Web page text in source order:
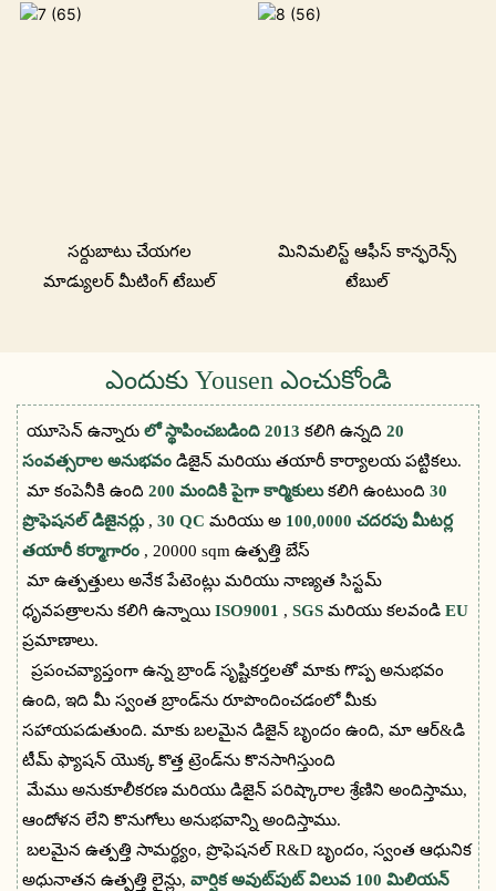
సర్దుబాటు చేయగల
మాడ్యులర్ మీటింగ్ టేబుల్
మినిమలిస్ట్ ఆఫీస్ కాన్ఫరెన్స్
టేబుల్
ఎందుకు Yousen ఎంచుకోండి
యూసెన్ ఉన్నారులో స్థాపించబడింది 2013కలిగి ఉన్నది20
సంవత్సరాల అనుభవండిజైన్ మరియు తయారీ కార్యాలయ పట్టికలు.
మా కంపెనీకి ఉంది200 మందికి పైగా కార్మికులుకలిగి ఉంటుంది30
ప్రొఫెషనల్ డిజైనర్లు ,30 QCమరియు అ 100,0000 చదరపు మీటర్ల
తయారీ కర్మాగారం , 20000 sqm ఉత్పత్తి బేస్
మా ఉత్పత్తులు అనేక పేటెంట్లు మరియు నాణ్యత సిస్టమ్
ధృవపత్రాలను కలిగి ఉన్నాయిISO9001 ,SGSమరియు కలవండిEU
ప్రమాణాలు.
ప్రపంచవ్యాప్తంగా ఉన్న బ్రాండ్ సృష్టికర్తలతో మాకు గొప్ప అనుభవం
ఉంది, ఇది మీ స్వంత బ్రాండ్‌ను రూపొందించడంలో మీకు
సహాయపడుతుంది. మాకు బలమైన డిజైన్ బృందం ఉంది, మా ఆర్&డి
టీమ్ ఫ్యాషన్ యొక్క కొత్త ట్రెండ్‌ను కొనసాగిస్తుంది
మేము అనుకూలీకరణ మరియు డిజైన్ పరిష్కారాల శ్రేణిని అందిస్తాము,
ఆందోళన లేని కొనుగోలు అనుభవాన్ని అందిస్తాము.
బలమైన ఉత్పత్తి సామర్థ్యం, ​​ప్రొఫెషనల్ R&D బృందం, స్వంత ఆధునిక
అధునాతన ఉత్పత్తి లైన్లు,వార్షిక అవుట్‌పుట్ విలువ 100 మిలియన్